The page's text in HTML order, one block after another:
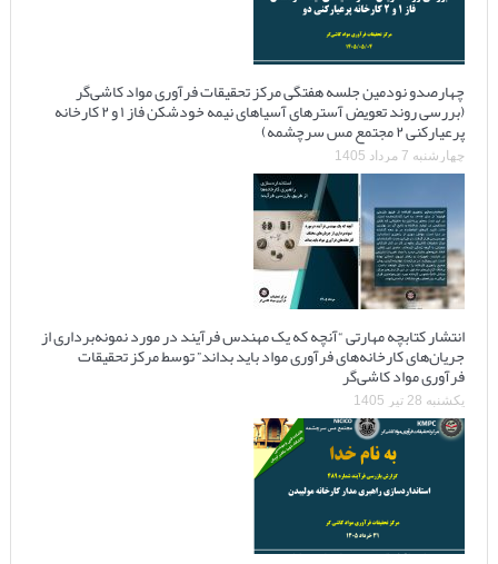
چهارصدو نودمین جلسه هفتگی مرکز تحقیقات فرآوری مواد کاشی‌گر
(بررسی روند تعویض آسترهای آسیاهای نیمه خودشکن فاز ۱ و ۲ کارخانه
پرعیارکنی ۲ مجتمع مس سرچشمه)
چهارشنبه 7 مرداد 1405
انتشار کتابچه مهارتی “آنچه که یک مهندس فرآیند در مورد نمونه‌برداری از
جریان‌های کارخانه‌های فرآوری مواد باید بداند” توسط مرکز تحقیقات
فرآوری مواد کاشی‌گر
یکشنبه 28 تیر 1405